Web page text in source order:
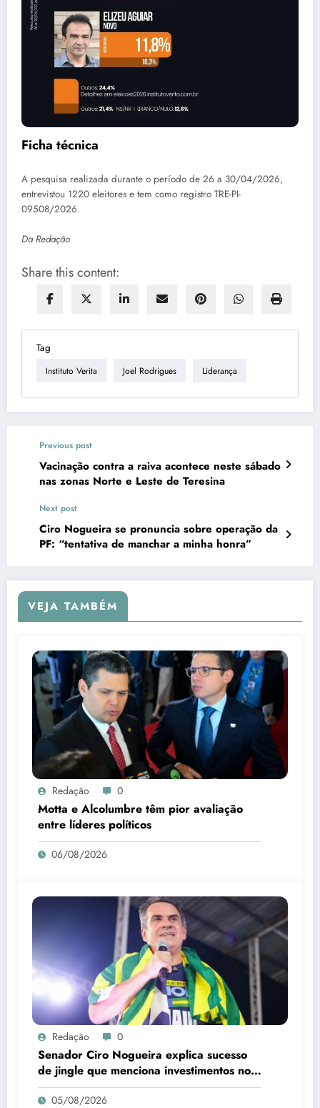
Ficha técnica
A pesquisa realizada durante o período de 26 a 30/04/2026,
entrevistou 1220 eleitores e tem como registro TRE-PI-
09508/2026.
Da Redação
Share this content:
Tag
Instituto Verita Joel Rodrigues Liderança
Previous post
Vacinação contra a raiva acontece neste sábado
nas zonas Norte e Leste de Teresina
Next post
Ciro Nogueira se pronuncia sobre operação da
PF: “tentativa de manchar a minha honra”
VEJA TAMBÉM
Redação 0
Motta e Alcolumbre têm pior avaliação
entre líderes políticos
06/08/2026
Redação 0
Senador Ciro Nogueira explica sucesso
de jingle que menciona investimentos no
Piauí
05/08/2026